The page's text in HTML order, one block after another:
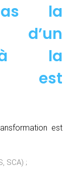
la
à la
est
est
SCA) ;